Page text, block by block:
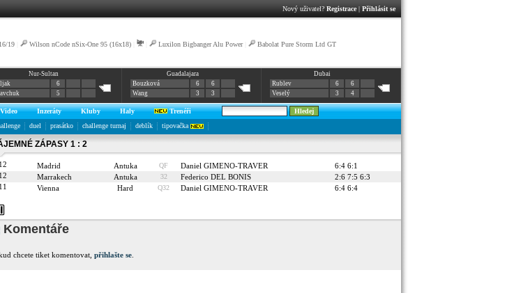
Nový uživatel? Registrace| Přihlásit se
19 Wilson nCode nSix-One 95 (16x18) Luxilon Bigbanger Alu Power| Babolat Pure Storm Ltd GT
Nur-Sultan
6
5
Guadalajara
Bouzková
6
6
Wang
3 3
Dubai
Rublev
6
6
Veselý
3 4
Video Inzeráty Kluby Haly
Trenéři
duel prasátko challenge turnaj deblík tipovačka
ZÁPASY 1 : 2
Madrid Antuka QF Daniel GIMENO-TRAVER
6:4 6:1
Marrakech Antuka 32 Federico DEL BONIS
2:6 7:5 6:3
Vienna Hard Q32 Daniel GIMENO-TRAVER 6:4 6:4
Komentáře
chcete tiket komentovat, přihlašte se